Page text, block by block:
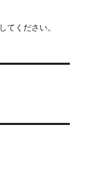
してください。